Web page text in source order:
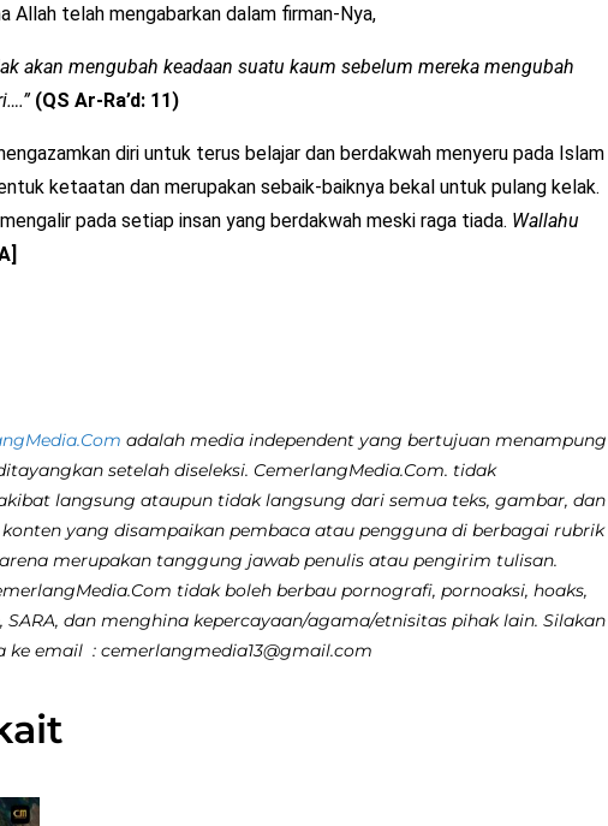
Allah telah mengabarkan dalam firman-Nya,
akan mengubah keadaan suatu kaum sebelum mereka mengubah
(QS Ar-Ra’d: 11)
diri untuk terus belajar dan berdakwah menyeru pada Islam
ketaatan dan merupakan sebaik-baiknya bekal untuk pulang kelak.
pada setiap insan yang berdakwah meski raga tiada. Wallahu
adalah media independent yang bertujuan menampung
setelah diseleksi. CemerlangMedia.Com. tidak
langsung ataupun tidak langsung dari semua teks, gambar, dan
yang disampaikan pembaca atau pengguna di berbagai rubrik
merupakan tanggung jawab penulis atau pengirim tulisan.
tidak boleh berbau pornografi, pornoaksi, hoaks,
dan menghina kepercayaan/agama/etnisitas pihak lain. Silakan
email : cemerlangmedia13@gmail.com